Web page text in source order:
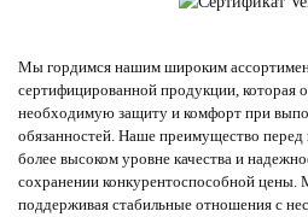
Мы гордимся нашим широким
сертифицированной продукции, которая
необходимую защиту и комфорт при
обязанностей. Наше преимущество перед
более высоком уровне качества и
сохранении конкурентоспособной цены.
поддерживая стабильные отношения с